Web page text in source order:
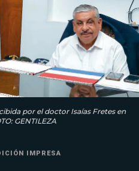
por el doctor Isaías Fretes en
GENTILEZA
IMPRESA